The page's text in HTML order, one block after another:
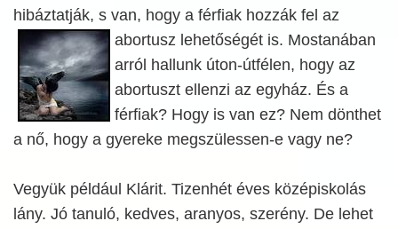
hibáztatják, s van, hogy a férfiak hozzák fel az
abortusz lehetőségét is. Mostanában
arról hallunk úton-útfélen, hogy az
abortuszt ellenzi az egyház. És a
férfiak? Hogy is van ez? Nem dönthet
a nő, hogy a gyereke megszülessen-e vagy ne?
Vegyük például Klárit. Tizenhét éves középiskolás
lány. Jó tanuló, kedves, aranyos, szerény. De lehet